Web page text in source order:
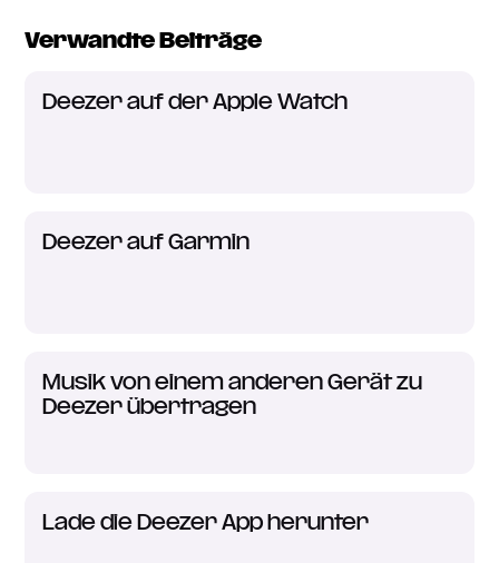
Verwandte Beiträge
Deezer auf der Apple Watch
Deezer auf Garmin
Musik von einem anderen Gerät zu
Deezer übertragen
Lade die Deezer App herunter